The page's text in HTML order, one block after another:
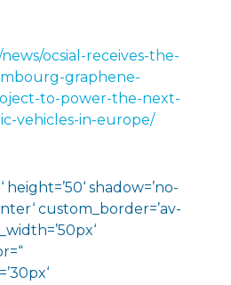
ocsial-receives-the-
graphene-
to-power-the-next-
vehicles-in-europe/
height=’50‘ shadow=’no-
custom_border=’av-